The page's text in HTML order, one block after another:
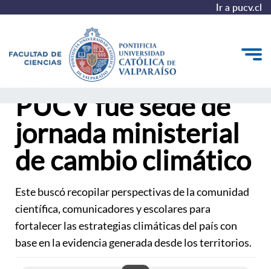
Ir a pucv.cl
Estudiantes
Postgrado y Formación Continua
Admisión
PUCV fue sede de
jornada ministerial
de cambio climático
Este buscó recopilar perspectivas de la comunidad
científica, comunicadores y escolares para
fortalecer las estrategias climáticas del país con
base en la evidencia generada desde los territorios.